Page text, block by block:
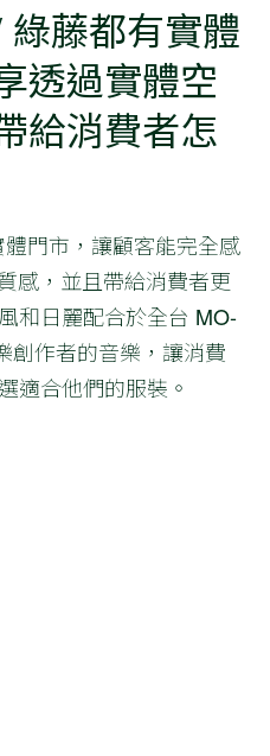
藤都有實體
透過實體空
給消費者怎
體門市，讓顧客能完全感
感，並且帶給消費者更
和日麗配合於全台 MO-
創作者的音樂，讓消費
適合他們的服裝。